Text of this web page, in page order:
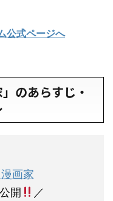
公式ページへ
のあらすじ・
画家
開 ／